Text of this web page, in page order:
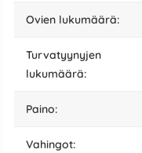
ovien lukumäärä:
turvatyynyjen
lukumäärä:
paino:
vahingot: